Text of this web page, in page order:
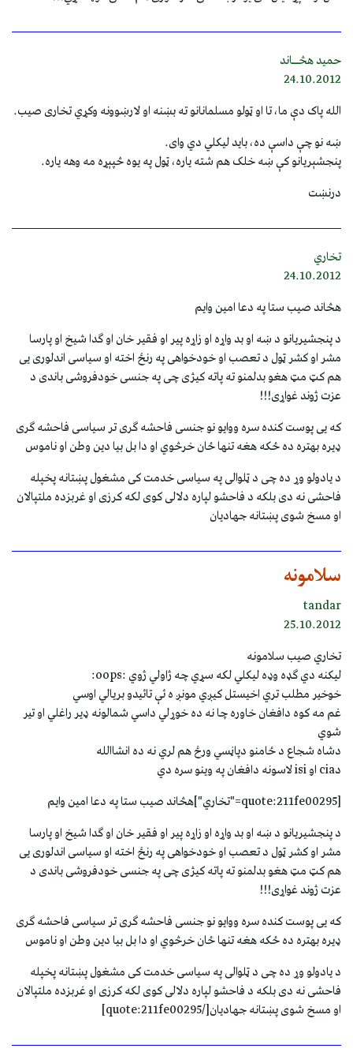
حمید هڅــاند
24.10.2012
الله پاک دې ما، تا او ټولو مسلمانانو ته بښنه او لارښوونه وکړي تخاری صیب.
ښه نو چې داسې ده، باید لیکلي دي وای.
پنجشېریانو کې ښه خلک هم شته یاره، ټول په یوه څپېړه مه وهه یاره.
درنښت
تخاري
24.10.2012
هڅاند صیب ستا په دعا امین وایم
د پنجشیریانو د ښه او بد واړه او زاړه پیر او فقیر خان او ګدا شیخ او پارسا
مشر او کشر ټول د تعصب او خودخواهی په رنځ اخته او سیاسی اندلوری یی
هم کټ مټ هغو بدلمنو ته پاته کیژی چی په جنسی خودفروشی باندی د
عزت ژوند غواړی!!!
که یی پوست کنده سره ووایو نو جنسی فاحشه ګری تر سیاسی فاحشه ګری
ډیره بهتره ده ځکه هغه تنها ځان خرڅوي او دا بل بیا دین وطن او ناموس
د یادولو وړ ده چی د ټلوالی په سیاسی خدمت کی مشغول پښتانه پخپله
فاحشی نه دی بلکه د فاحشو لپاره دلالی کوی لکه کرزی او غربزده ملتپالان
او مسخ شوی پښتانه جهادیان
سلامونه
tandar
25.10.2012
تخاري صيب سلامونه
ليکنه دي ګډه وډه ليکلي لکه سړي چه ژاولي ژوي :oops:
خوخير مطلب تري اخيستل کيږي مونږ ه ئې تائيدو بريالي اوسي
غم مه کوه دافغان خاوره چا نه ده خوړلي داسي شمالونه ډير راغلي او تير
شوي
دشاه شجاع د ځامنو دپاڼسي ورځ هم لري نه ده انشاالله
دcia او isi لاسونه دافغان په وينو سره دي
[quote:211fe00295="تخاري"]هڅاند صیب ستا په دعا امین وایم
د پنجشیریانو د ښه او بد واړه او زاړه پیر او فقیر خان او ګدا شیخ او پارسا
مشر او کشر ټول د تعصب او خودخواهی په رنځ اخته او سیاسی اندلوری یی
هم کټ مټ هغو بدلمنو ته پاته کیژی چی په جنسی خودفروشی باندی د
عزت ژوند غواړی!!!
که یی پوست کنده سره ووایو نو جنسی فاحشه ګری تر سیاسی فاحشه ګری
ډیره بهتره ده ځکه هغه تنها ځان خرڅوي او دا بل بیا دین وطن او ناموس
د یادولو وړ ده چی د ټلوالی په سیاسی خدمت کی مشغول پښتانه پخپله
فاحشی نه دی بلکه د فاحشو لپاره دلالی کوی لکه کرزی او غربزده ملتپالان
او مسخ شوی پښتانه جهادیان[/quote:211fe00295]